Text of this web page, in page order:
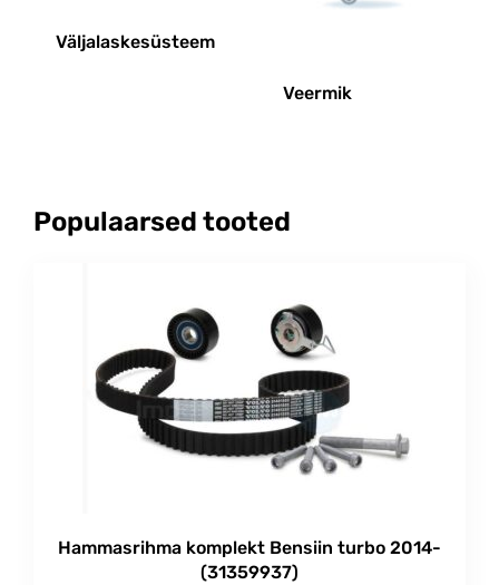
Väljalaskesüsteem
Veermik
Populaarsed tooted
Hammasrihma komplekt Bensiin turbo 2014-
(31359937)